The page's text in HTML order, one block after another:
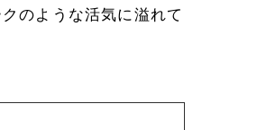
のような活気に溢れて